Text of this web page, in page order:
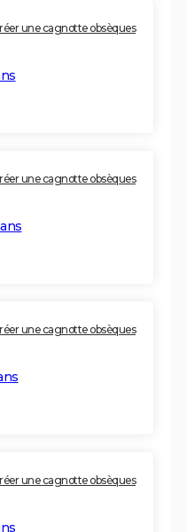
une cagnotte obsèques
une cagnotte obsèques
une cagnotte obsèques
une cagnotte obsèques